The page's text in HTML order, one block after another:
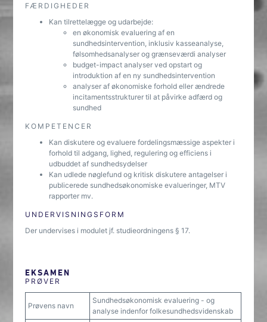
FÆRDIGHEDER
Kan tilrettelægge og udarbejde:
en økonomisk evaluering af en
sundhedsintervention, inklusiv kasseanalyse,
følsomhedsanalyser og grænseværdi analyser
budget-impact analyser ved opstart og
introduktion af en ny sundhedsintervention
analyser af økonomiske forhold eller ændrede
incitamentsstrukturer til at påvirke adfærd og
sundhed
KOMPETENCER
Kan diskutere og evaluere fordelingsmæssige aspekter i
forhold til adgang, lighed, regulering og efficiens i
udbuddet af sundhedsydelser
Kan udlede nøglefund og kritisk diskutere antagelser i
publicerede sundhedsøkonomiske evalueringer, MTV
rapporter mv.
UNDERVISNINGSFORM
Der undervises i modulet jf. studieordningens § 17.
EKSAMEN
PRØVER
Prøvens navn
Sundhedsøkonomisk evaluering - og
analyse indenfor folkesundhedsvidenskab